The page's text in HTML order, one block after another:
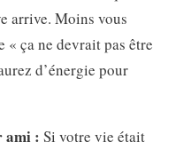
arrive. Moins vous
« ça ne devrait pas être
d’énergie pour
ami : Si votre vie était